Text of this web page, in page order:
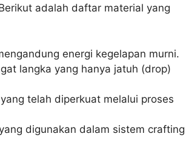
adalah daftar material yang
energi kegelapan murni.
langka yang hanya jatuh (drop)
telah diperkuat melalui proses
digunakan dalam sistem crafting